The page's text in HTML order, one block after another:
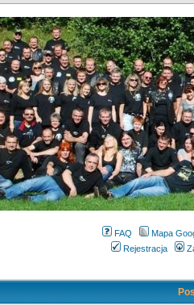
FAQ
Mapa
Rejestracja